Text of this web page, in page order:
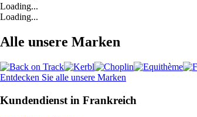
Loading...
Loading...
Alle unsere Marken
Entdecken Sie alle unsere Marken
Kundendienst in Frankreich